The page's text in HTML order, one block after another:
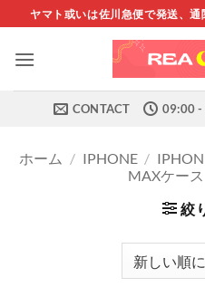
to
content
ヤマト或いは佐川急便で発送、
CONTACT 09:00
ホーム / IPHONE /
MAXケース
絞